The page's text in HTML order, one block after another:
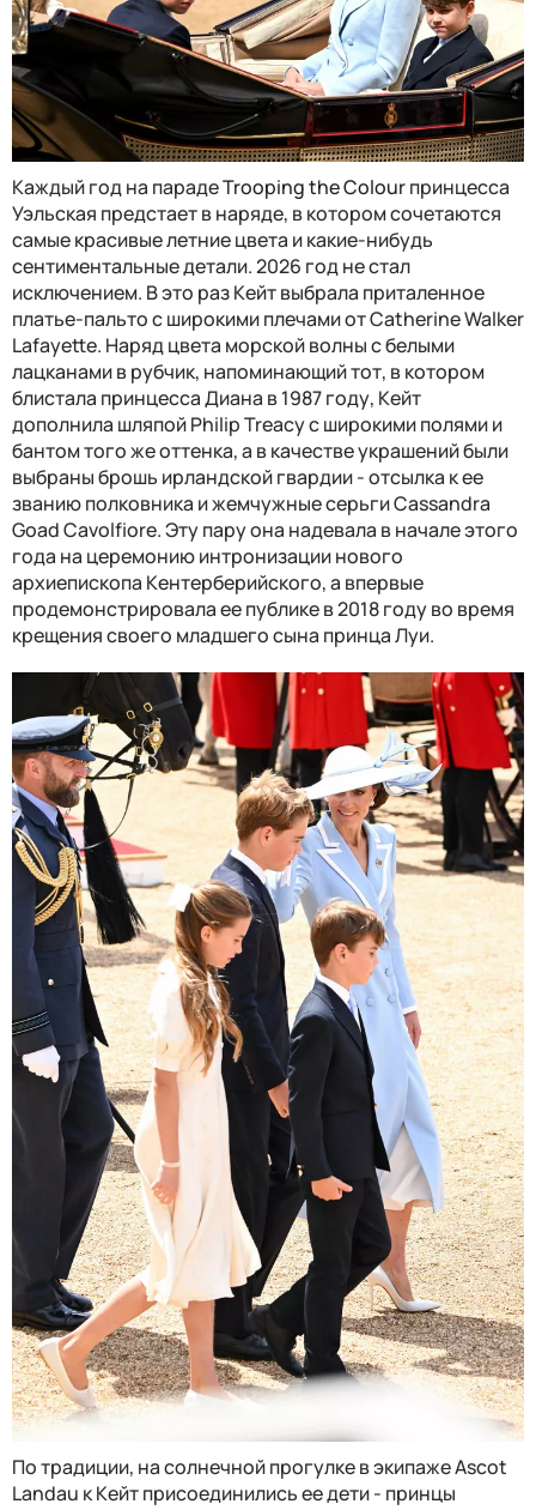
Каждый год на парадеTrooping the Colourпринцесса
Уэльская предстает в наряде, в котором сочетаются
самые красивые летние цвета и какие-нибудь
сентиментальные детали. 2026 год не стал
исключением. В это раз Кейт выбрала приталенное
платье-пальто с широкими плечами от Catherine Walker
Lafayette. Наряд цвета морской волны с белыми
лацканами в рубчик, напоминающий тот, в котором
блистала принцесса Диана в 1987 году, Кейт
дополнила шляпой Philip Treacy с широкими полями и
бантом того же оттенка, а в качестве украшений были
выбраны брошь ирландской гвардии - отсылка к ее
званию полковника и жемчужные серьги Cassandra
Goad Cavolfiore. Эту пару она надевала в начале этого
года на церемонию интронизации нового
архиепископа Кентерберийского, а впервые
продемонстрировала ее публике в 2018 году во время
крещения своего младшего сына принца Луи.
По традиции, на солнечной прогулке в экипаже Ascot
Landau к Кейт присоединились ее дети - принцы